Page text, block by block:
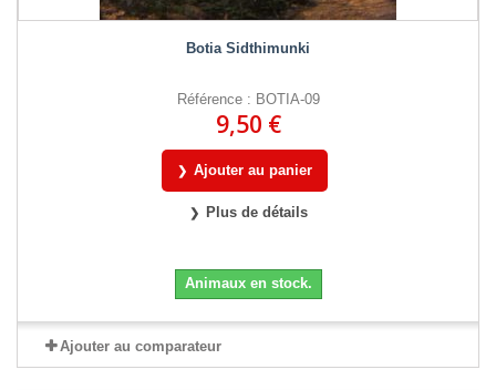
Botia Sidthimunki
Référence : BOTIA-09
9,50 €
Ajouter au panier
Plus de détails
Animaux en stock.
Ajouter au comparateur